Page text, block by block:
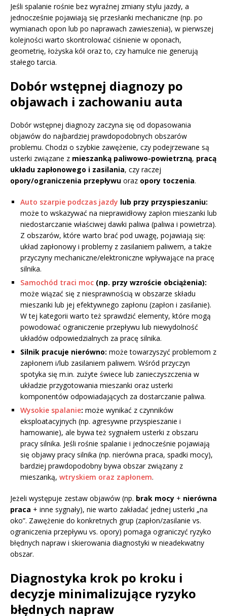
Jeśli spalanie rośnie bez wyraźnej zmiany stylu jazdy, a
jednocześnie pojawiają się przesłanki mechaniczne (np. po
wymianach opon lub po naprawach zawieszenia), w pierwszej
kolejności warto skontrolować ciśnienie w oponach,
geometrię, łożyska kół oraz to, czy hamulce nie generują
stałego tarcia.
Dobór wstępnej diagnozy po
objawach i zachowaniu auta
Dobór wstępnej diagnozy zaczyna się od dopasowania
objawów do najbardziej prawdopodobnych obszarów
problemu. Chodzi o szybkie zawężenie, czy podejrzewane są
usterki związane z mieszanką paliwowo-powietrzną, pracą
układu zapłonowego i zasilania, czy raczej
opory/ograniczenia przepływu oraz opory toczenia.
Auto szarpie podczas jazdy lub przy przyspieszaniu:
może to wskazywać na nieprawidłowy zapłon mieszanki lub
niedostarczanie właściwej dawki paliwa (paliwa i powietrza).
Z obszarów, które warto brać pod uwagę, pojawiają się:
układ zapłonowy i problemy z zasilaniem paliwem, a także
przyczyny mechaniczne/elektroniczne wpływające na pracę
silnika.
Samochód traci moc (np. przy wzroście obciążenia):
może wiązać się z niesprawnością w obszarze składu
mieszanki lub jej efektywnego zapłonu (zapłon i zasilanie).
W tej kategorii warto też sprawdzić elementy, które mogą
powodować ograniczenie przepływu lub niewydolność
układów odpowiedzialnych za pracę silnika.
Silnik pracuje nierówno: może towarzyszyć problemom z
zapłonem i/lub zasilaniem paliwem. Wśród przyczyn
spotyka się m.in. zużyte świece lub zanieczyszczenia w
układzie przygotowania mieszanki oraz usterki
komponentów odpowiadających za dostarczanie paliwa.
Wysokie spalanie: może wynikać z czynników
eksploatacyjnych (np. agresywne przyspieszanie i
hamowanie), ale bywa też sygnałem usterki z obszaru
pracy silnika. Jeśli rośnie spalanie i jednocześnie pojawiają
się objawy pracy silnika (np. nierówna praca, spadki mocy),
bardziej prawdopodobny bywa obszar związany z
mieszanką, wtryskiem oraz zapłonem.
Jeżeli występuje zestaw objawów (np. brak mocy + nierówna
praca + inne sygnały), nie warto zakładać jednej usterki „na
oko”. Zawężenie do konkretnych grup (zapłon/zasilanie vs.
ograniczenia przepływu vs. opory) pomaga ograniczyć ryzyko
błędnych napraw i skierowania diagnostyki w nieadekwatny
obszar.
Diagnostyka krok po kroku i
decyzje minimalizujące ryzyko
błędnych napraw